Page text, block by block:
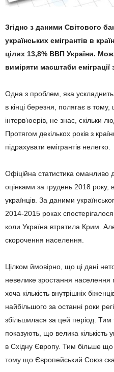
Згідно з даними Світового
українських емігрантів в
цілих 13,8% ВВП України.
виміряти масштаби еміграції
Одна з проблем, яка ускладнить
в кінці березня, полягає в
інтерв’юерів, не знає, скільки
Протягом декількох років з
підрахувати емігрантів нелегко.
Офіційна статистика оманливо
оцінками за грудень 2018 року,
українців. За даними
2014-2015 роках
коли Україна втратила Крим.
скорочення населення.
Цілком ймовірно, що ці дані
невелике зростання населення
хоча кількість внутрішніх
найбільшого за останні роки
збільшилася за цей період. Тим
показують, що велика кількість
в Східну Європу. Тим більше
тому що Європейський Союз